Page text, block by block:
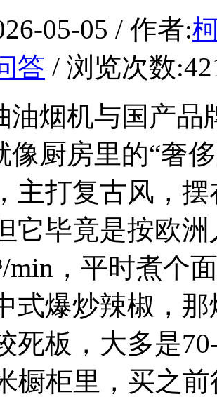
05-05 / 作者:
答 / 浏览次数
油烟机与国产
像厨房里的“奢
主打复古风，
它毕竟是按欧
min，平时煮个
式爆炒辣椒，
死板，大多是
橱柜里，买之